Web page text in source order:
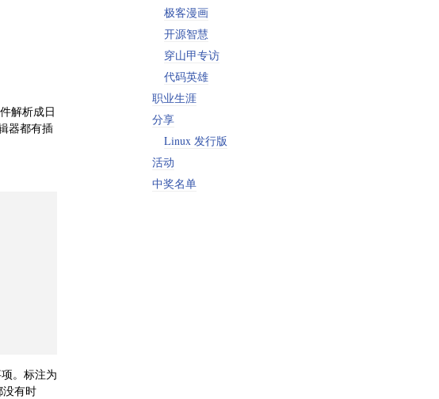
解析成日
器都有插
。标注为
没有时
极客漫画
开源智慧
穿山甲专访
代码英雄
职业生涯
分享
Linux 发行版
活动
中奖名单